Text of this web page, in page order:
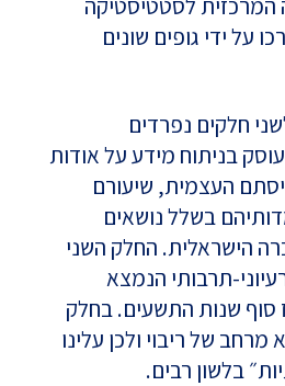
על ידי גופים שונים
חלקים נפרדים
בניתוח מידע על אודות
העצמית, שיעורם
בשלל נושאים
הישראלית. החלק השני
תרבותי הנמצא
שנות התשעים. בחלק
של ריבוי ולכן עלינו
בלשון רבים.